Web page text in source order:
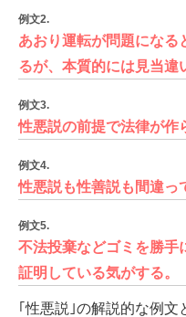
例文2.
あおり運転が問題になる
るが、本質的には見当違
例文3.
性悪説の前提で法律が作
例文4.
性悪説も性善説も間違っ
例文5.
不法投棄などゴミを勝手
証明している気がする。
｢性悪説｣の解説的な例文